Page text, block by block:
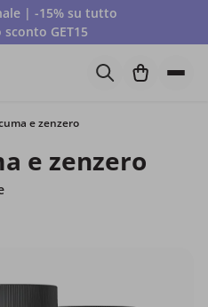
| -15% su tutto
sconto GET15
e zenzero
e zenzero